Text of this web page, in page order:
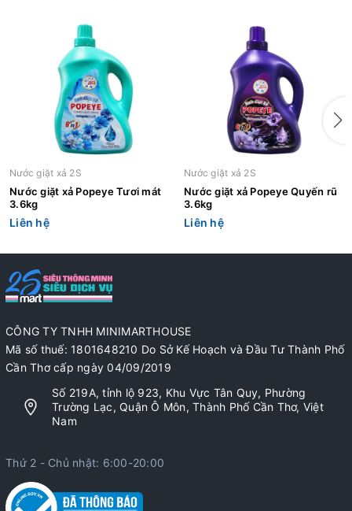
Nước giặt xả 2S
Nước giặt xả Popeye Tươi mát
3.6kg
Liên hệ
Nước giặt xả 2S
Nước giặt xả Popeye Quyến rũ
3.6kg
Liên hệ
CÔNG TY TNHH MINIMARTHOUSE
Mã số thuế: 1801648210 Do Sở Kế Hoạch và Đầu Tư Thành Phố
Cần Thơ cấp ngày 04/09/2019
Số 219A, tỉnh lộ 923, Khu Vực Tân Quy, Phường
Trường Lạc, Quận Ô Môn, Thành Phố Cần Thơ, Việt
Nam
Thứ 2 - Chủ nhật: 6:00-20:00